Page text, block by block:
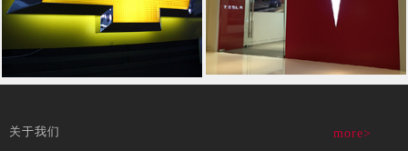
关于我们 more>